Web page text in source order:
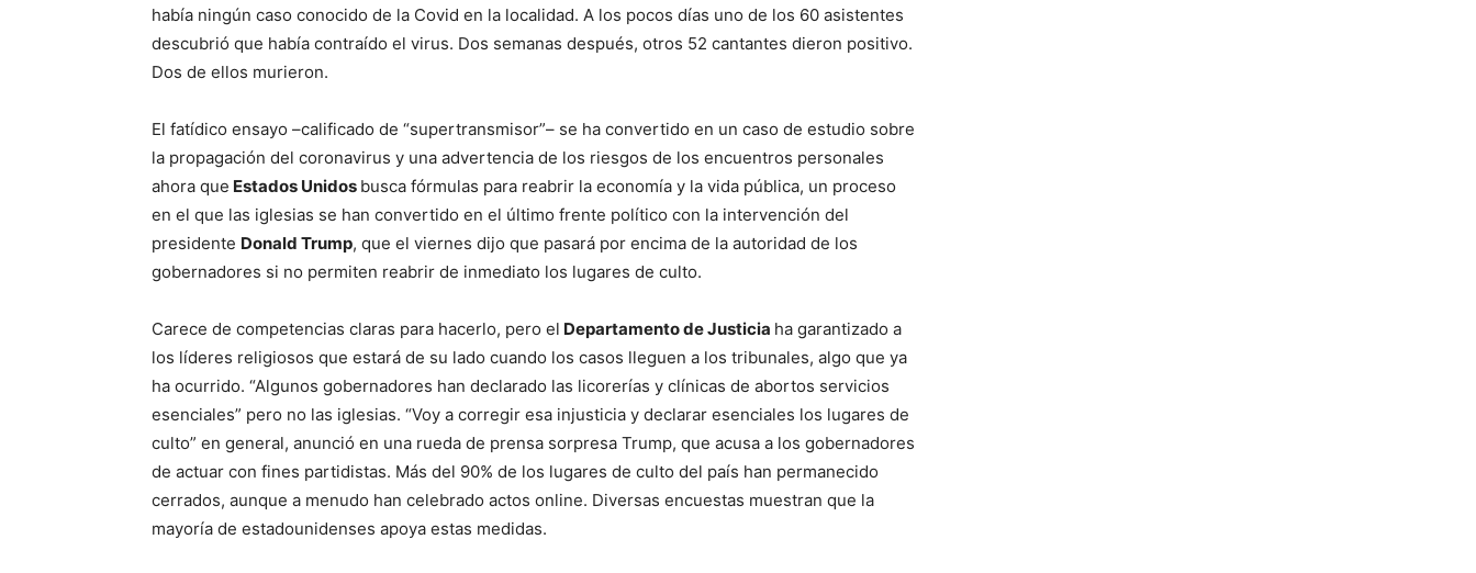
había ningún caso conocido de la Covid en la localidad. A los pocos días uno de los 60 asistentes
descubrió que había contraído el virus. Dos semanas después, otros 52 cantantes dieron positivo.
Dos de ellos murieron.
El fatídico ensayo –calificado de “supertransmisor”– se ha convertido en un caso de estudio sobre
la propagación del coronavirus y una advertencia de los riesgos de los encuentros personales
ahora que Estados Unidos busca fórmulas para reabrir la economía y la vida pública, un proceso
en el que las iglesias se han convertido en el último frente político con la intervención del
presidente Donald Trump, que el viernes dijo que pasará por encima de la autoridad de los
gobernadores si no permiten reabrir de inmediato los lugares de culto.
Carece de competencias claras para hacerlo, pero el Departamento de Justicia ha garantizado a
los líderes religiosos que estará de su lado cuando los casos lleguen a los tribunales, algo que ya
ha ocurrido. “Algunos gobernadores han declarado las licorerías y clínicas de abortos servicios
esenciales” pero no las iglesias. “Voy a corregir esa injusticia y declarar esenciales los lugares de
culto” en general, anunció en una rueda de prensa sorpresa Trump, que acusa a los gobernadores
de actuar con fines partidistas. Más del 90% de los lugares de culto del país han permanecido
cerrados, aunque a menudo han celebrado actos online. Diversas encuestas muestran que la
mayoría de estadounidenses apoya estas medidas.